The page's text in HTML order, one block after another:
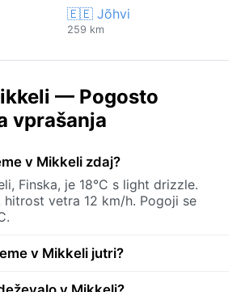
🇪🇪 Jõhvi
259 km
— Pogosto
vprašanja
v Mikkeli zdaj?
Finska, je 18°C s light drizzle.
hitrost vetra 12 km/h. Pogoji se
v Mikkeli jutri?